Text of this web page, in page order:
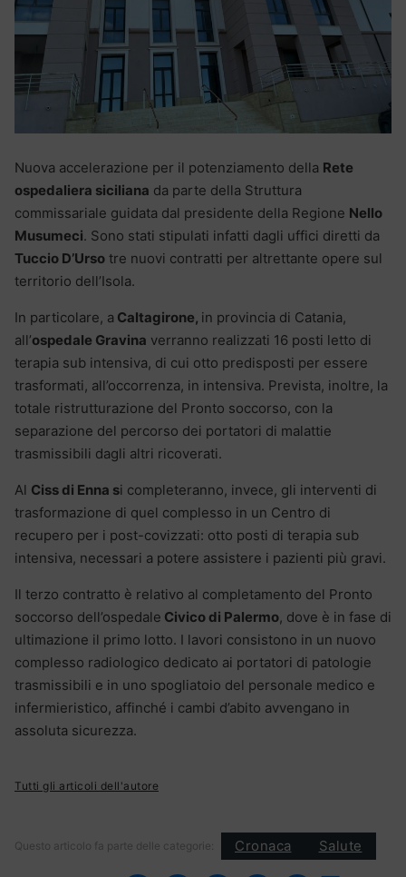
Nuova accelerazione per il potenziamento della Rete
ospedaliera siciliana da parte della Struttura
commissariale guidata dal presidente della Regione Nello
Musumeci. Sono stati stipulati infatti dagli uffici diretti da
Tuccio D’Urso tre nuovi contratti per altrettante opere sul
territorio dell’Isola.
In particolare, a Caltagirone, in provincia di Catania,
all’ospedale Gravina verranno realizzati 16 posti letto di
terapia sub intensiva, di cui otto predisposti per essere
trasformati, all’occorrenza, in intensiva. Prevista, inoltre, la
totale ristrutturazione del Pronto soccorso, con la
separazione del percorso dei portatori di malattie
trasmissibili dagli altri ricoverati.
Al Ciss di Enna si completeranno, invece, gli interventi di
trasformazione di quel complesso in un Centro di
recupero per i post-covizzati: otto posti di terapia sub
intensiva, necessari a potere assistere i pazienti più gravi.
Il terzo contratto è relativo al completamento del Pronto
soccorso dell’ospedale Civico di Palermo, dove è in fase di
ultimazione il primo lotto. I lavori consistono in un nuovo
complesso radiologico dedicato ai portatori di patologie
trasmissibili e in uno spogliatoio del personale medico e
infermieristico, affinché i cambi d’abito avvengano in
assoluta sicurezza.
Tutti gli articoli dell'autore
Questo articolo fa parte delle categorie: Cronaca Salute